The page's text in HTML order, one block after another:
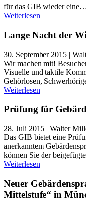
für das GIB wieder eine…
Weiterlesen
Lange Nacht der
30. September 2015 |
Wir machen mit!
Visuelle und taktile
Gehörlosen,
Weiterlesen
Prüfung für
28. Juli 2015 | Walter
Das GIB bietet eine
anerkanntem
können Sie der
Weiterlesen
Neuer
Mittelstufe“ in